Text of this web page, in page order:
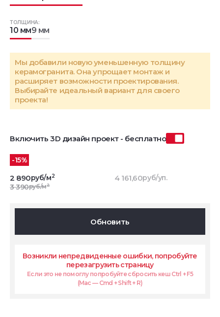
ТОЛЩИНА:
10 мм9 мм
Мы добавили новую уменьшенную толщину
керамогранита. Она упрощает монтаж и
расширяет возможности проектирования.
Выбирайте идеальный вариант для своего
проекта!
Включить 3D дизайн проект - бесплатно
-15%
2 890руб/м2
3 390руб/м2
4 161,60руб/уп.
Обновить
Возникли непредвиденные ошибки, попробуйте
перезагрузить страницу
Если это не помоглу попробуйте сбросить кеш Ctrl + F5
(Mac — Cmd + Shift + R)